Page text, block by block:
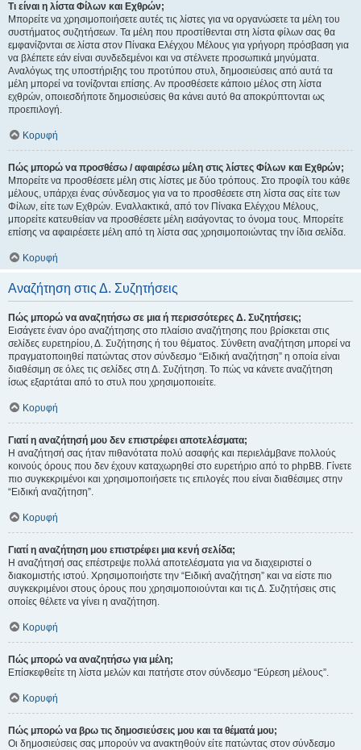
Τι είναι η λίστα Φίλων και Εχθρών;
Μπορείτε να χρησιμοποιήσετε αυτές τις λίστες για να οργανώσετε τα μέλη του
συστήματος συζητήσεων. Τα μέλη που προστίθενται στη λίστα φίλων σας θα
εμφανίζονται σε λίστα στον Πίνακα Ελέγχου Μέλους για γρήγορη πρόσβαση για
να βλέπετε εάν είναι συνδεδεμένοι και να στέλνετε προσωπικά μηνύματα.
Αναλόγως της υποστήριξης του προτύπου στυλ, δημοσιεύσεις από αυτά τα
μέλη μπορεί να τονίζονται επίσης. Αν προσθέσετε κάποιο μέλος στη λίστα
εχθρών, οποιεσδήποτε δημοσιεύσεις θα κάνει αυτό θα αποκρύπτονται ως
προεπιλογή.
Κορυφή
Πώς μπορώ να προσθέσω / αφαιρέσω μέλη στις λίστες Φίλων και Εχθρών;
Μπορείτε να προσθέσετε μέλη στις λίστες με δύο τρόπους. Στο προφίλ του κάθε
μέλους, υπάρχει ένας σύνδεσμος για να το προσθέσετε στη λίστα σας είτε των
Φίλων, είτε των Εχθρών. Εναλλακτικά, από τον Πίνακα Ελέγχου Μέλους,
μπορείτε κατευθείαν να προσθέσετε μέλη εισάγοντας το όνομα τους. Μπορείτε
επίσης να αφαιρέσετε μέλη από τη λίστα σας χρησιμοποιώντας την ίδια σελίδα.
Κορυφή
Αναζήτηση στις Δ. Συζητήσεις
Πώς μπορώ να αναζητήσω σε μια ή περισσότερες Δ. Συζητήσεις;
Εισάγετε έναν όρο αναζήτησης στο πλαίσιο αναζήτησης που βρίσκεται στις
σελίδες ευρετηρίου, Δ. Συζήτησης ή του θέματος. Σύνθετη αναζήτηση μπορεί να
πραγματοποιηθεί πατώντας στον σύνδεσμο “Ειδική αναζήτηση” η οποία είναι
διαθέσιμη σε όλες τις σελίδες στη Δ. Συζήτηση. Το πώς να κάνετε αναζήτηση
ίσως εξαρτάται από το στυλ που χρησιμοποιείτε.
Κορυφή
Γιατί η αναζήτησή μου δεν επιστρέφει αποτελέσματα;
Η αναζήτησή σας ήταν πιθανότατα πολύ ασαφής και περιελάμβανε πολλούς
κοινούς όρους που δεν έχουν καταχωρηθεί στο ευρετήριο από το phpBB. Γίνετε
πιο συγκεκριμένοι και χρησιμοποιήσετε τις επιλογές που είναι διαθέσιμες στην
“Ειδική αναζήτηση”.
Κορυφή
Γιατί η αναζήτηση μου επιστρέφει μια κενή σελίδα;
Η αναζήτησή σας επέστρεψε πολλά αποτελέσματα για να διαχειριστεί ο
διακομιστής ιστού. Χρησιμοποιήστε την “Ειδική αναζήτηση” και να είστε πιο
συγκεκριμένοι στους όρους που χρησιμοποιούνται και τις Δ. Συζητήσεις στις
οποίες θέλετε να γίνει η αναζήτηση.
Κορυφή
Πώς μπορώ να αναζητήσω για μέλη;
Επίσκεφθείτε τη λίστα μελών και πατήστε στον σύνδεσμο “Εύρεση μέλους”.
Κορυφή
Πώς μπορώ να βρω τις δημοσιεύσεις μου και τα θέματά μου;
Οι δημοσιεύσεις σας μπορούν να ανακτηθούν είτε πατώντας στον σύνδεσμο